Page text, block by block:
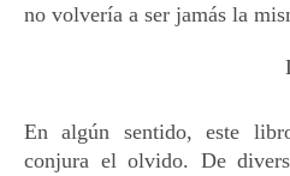
no volvería a ser jamás la
En algún sentido, este
conjura el olvido. De